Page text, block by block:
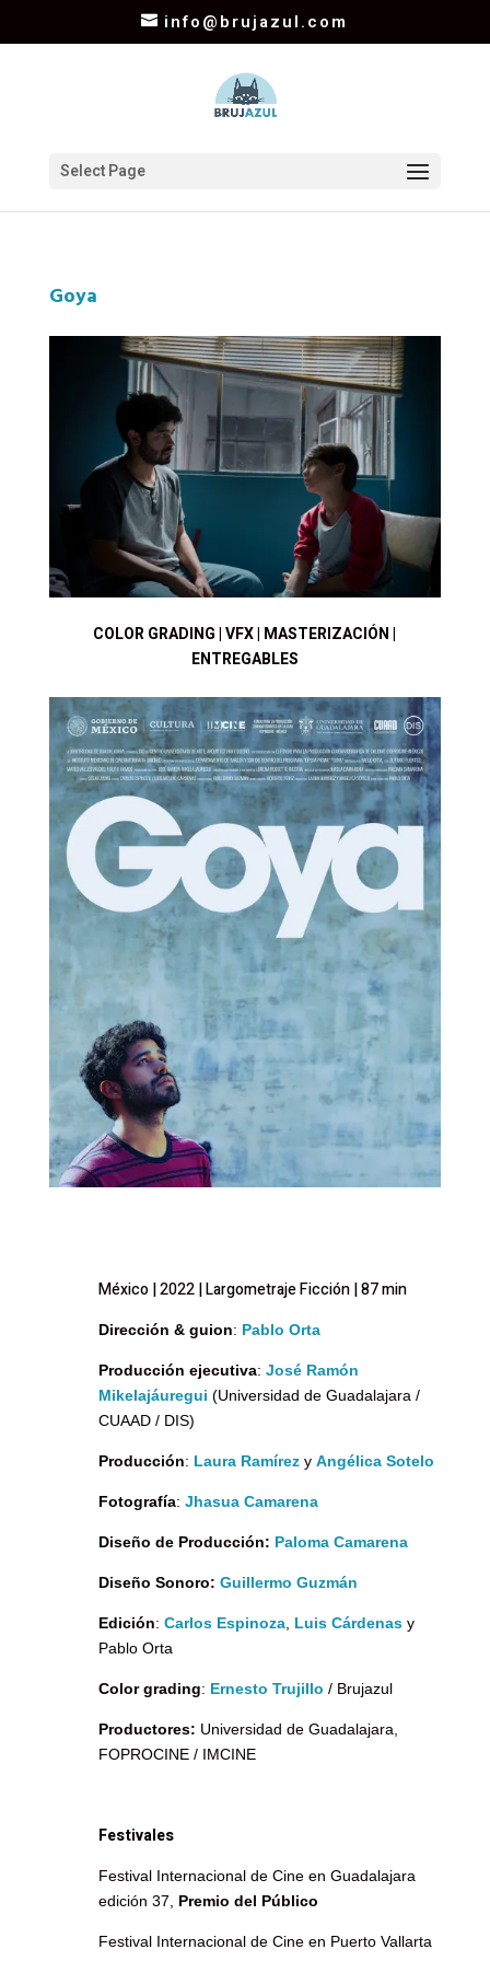
info@brujazul.com
Select Page
Goya
COLOR GRADING | VFX | MASTERIZACIÓN |
ENTREGABLES
México | 2022 | Largometraje Ficción | 87 min
Dirección & guion: Pablo Orta
Producción ejecutiva: José Ramón
Mikelajáuregui (Universidad de Guadalajara /
CUAAD / DIS)
Producción: Laura Ramírez y Angélica Sotelo
Fotografía: Jhasua Camarena
Diseño de Producción: Paloma Camarena
Diseño Sonoro: Guillermo Guzmán
Edición: Carlos Espinoza, Luis Cárdenasy
Pablo Orta
Color grading: Ernesto Trujillo / Brujazul
Productores: Universidad de Guadalajara,
FOPROCINE / IMCINE
Festivales
Festival Internacional de Cine en Guadalajara
edición 37, Premio del Público
Festival Internacional de Cine en Puerto Vallarta